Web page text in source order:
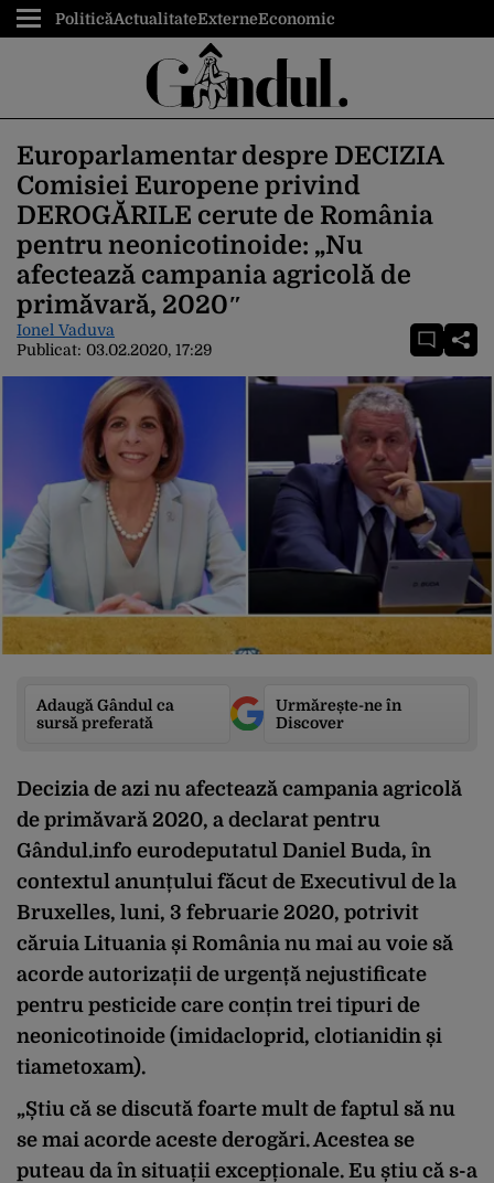
PoliticăActualitateExterneEconomic
Europarlamentar despre DECIZIA
Comisiei Europene privind
DEROGĂRILE cerute de România
pentru neonicotinoide: „Nu
afectează campania agricolă de
primăvară, 2020″
Ionel Vaduva
Publicat: 03.02.2020, 17:29
Adaugă Gândul ca
sursă preferată
Urmărește-ne în
Discover
Decizia de azi nu afectează campania agricolă
de primăvară 2020, a declarat pentru
Gândul.info eurodeputatul Daniel Buda, în
contextul anunțului făcut de Executivul de la
Bruxelles, luni, 3 februarie 2020, potrivit
căruia Lituania și România nu mai au voie să
acorde autorizații de urgență nejustificate
pentru pesticide care conțin trei tipuri de
neonicotinoide (imidacloprid, clotianidin și
tiametoxam).
„Știu că se discută foarte mult de faptul să nu
se mai acorde aceste derogări. Acestea se
puteau da în situații excepționale. Eu știu că s-a